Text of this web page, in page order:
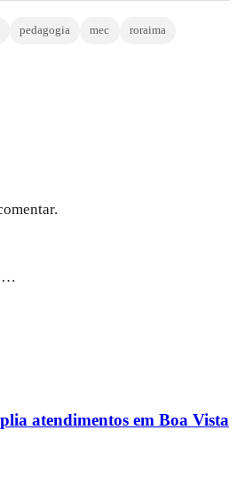
pedagogia mec roraima
atendimentos em Boa Vista